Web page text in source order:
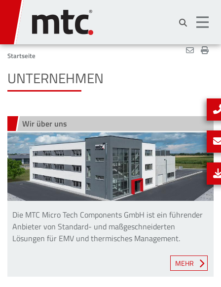
Startseite
UNTERNEHMEN
Wir über uns
Die MTC Micro Tech Components GmbH ist ein führender
Anbieter von Standard- und maßgeschneiderten
Lösungen für EMV und thermisches Management.
MEHR